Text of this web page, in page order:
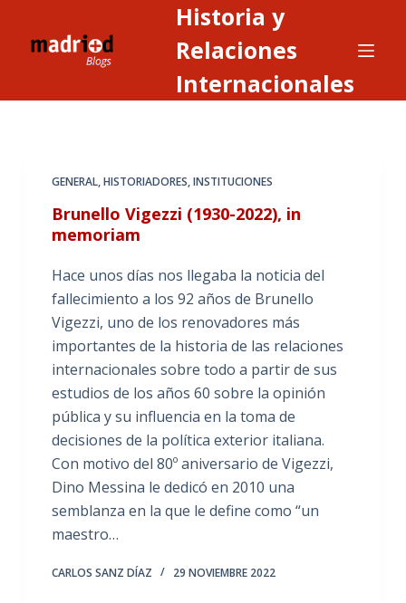
Historia y
Relaciones
Internacionales
GENERAL,HISTORIADORES,INSTITUCIONES
Brunello Vigezzi (1930-2022), in
memoriam
Hace unos días nos llegaba la noticia del
fallecimiento a los 92 años de Brunello
Vigezzi, uno de los renovadores más
importantes de la historia de las relaciones
internacionales sobre todo a partir de sus
estudios de los años 60 sobre la opinión
pública y su influencia en la toma de
decisiones de la política exterior italiana.
Con motivo del 80º aniversario de Vigezzi,
Dino Messina le dedicó en 2010 una
semblanza en la que le define como “un
maestro…
CARLOS SANZ DÍAZ 29 NOVIEMBRE 2022